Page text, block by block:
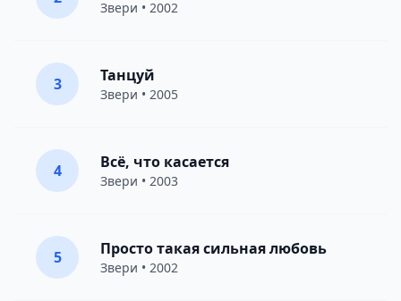
Звери • 2002
3 Танцуй
Звери • 2005
4 Всё, что касается
Звери • 2003
5 Просто такая сильная любовь
Звери • 2002